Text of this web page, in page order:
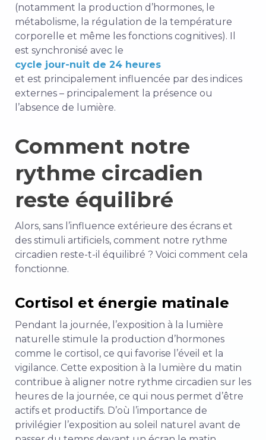
(notamment la production d’hormones, le
métabolisme, la régulation de la température
corporelle et même les fonctions cognitives). Il
est synchronisé avec le
cycle jour-nuit de 24 heures
et est principalement influencée par des indices
externes – principalement la présence ou
l’absence de lumière.
Comment notre
rythme circadien
reste équilibré
Alors, sans l’influence extérieure des écrans et
des stimuli artificiels, comment notre rythme
circadien reste-t-il équilibré ? Voici comment cela
fonctionne.
Cortisol et énergie matinale
Pendant la journée, l’exposition à la lumière
naturelle stimule la production d’hormones
comme le cortisol, ce qui favorise l’éveil et la
vigilance. Cette exposition à la lumière du matin
contribue à aligner notre rythme circadien sur les
heures de la journée, ce qui nous permet d’être
actifs et productifs. D’où l’importance de
privilégier l’exposition au soleil naturel avant de